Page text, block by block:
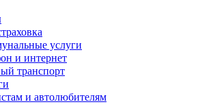
услуги
и интернет
транспорт
и автолюбителям